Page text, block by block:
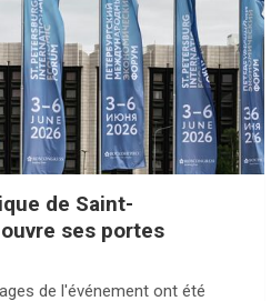
de Saint-
ses portes
de l'événement ont été